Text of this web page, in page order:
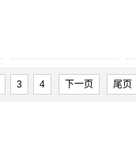
3 4 下一页 尾页